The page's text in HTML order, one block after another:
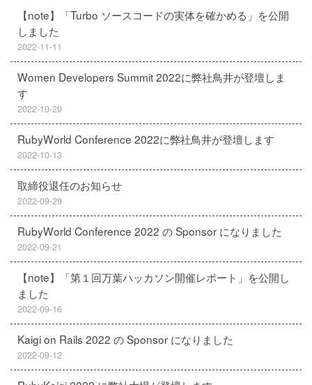
【note】「Turbo ソースコードの実体を確かめる」を公開
しました
2022-11-11
Women Developers Summit 2022に弊社鳥井が登壇しま
す
2022-10-20
RubyWorld Conference 2022に弊社鳥井が登壇します
2022-10-13
取締役退任のお知らせ
2022-09-29
RubyWorld Conference 2022 の Sponsor になりました
2022-09-21
【note】「第１回万葉ハッカソン開催レポート」を公開し
ました
2022-09-16
Kaigi on Rails 2022 の Sponsor になりました
2022-09-12